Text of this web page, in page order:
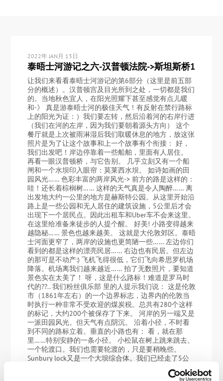
2022年 JAN月 13日
泰晤士河游记之六-汉普顿法院->斯坦斯桥1
让我们来看看泰晤士河游记的第6部分（这里是前五部
分的概述）。汉普顿宫及目光所到之处，一切都是我们
的。当地秋色宜人，在阳光照耀下甚至感觉有点儿暖
和-》 真是游泰晤士河的极佳天气！有反射在禁行路标
上的阳光为证：）我们要左转，然后沿着河的右岸行进
（我们在河的左岸，因为我们要朝着源头方向） 这个
餐厅就是上次被雨淋湿后我们取暖休息的地方，放这张
照片是为了让这个故事和上一个故事有个衔接： 好，
我们出发吧！岸边停靠着一些船舶，里面有人居住。
再看一眼汉普顿桥，与它告别。 几乎立刻又有一个船
闸和一个水坝印入眼帘：莫莱西水坝。 如诗如画的田
园风光…… 色彩丰富的两岸风光-> 前方的路是这样的：
哇！还长着棕榈树…… 这样的天气真是令人陶醉…… 离
出发地大约一公里的地方是赫斯特公园。从这里开始沿
路上是一些公园和无人居住的建筑设施，5公里后才会
出现下一个居民点。因此出租车和Uber车不会来这里。
在这里给准备来徒步的人提个醒。 好美! 小路变得越来
越隐秘…… 景色也越来越美。 这就是大伦敦郊区。泰晤
士河面更窄了，两岸的设施也更简陋一些…… 左边你们
看到的都是这样的漂亮民居…… 右边也有民居。但左边
的那可是不动产:) 飞机飞得很低，它们飞向希思罗机场
降落。机场离我们越来越近…… 拍了无数照片，要知道
景色实在太美了！ 呀，这是什么路标！难道是罗马时
代的??.. 我们粉丝俱乐部 里的人提示我们说： 这是伦敦
市（1861年左右）的一个边界标志，边界内的伦敦当
时执行一种非常不受欢迎的煤炭税。总共有280个这样
的标记，大约200个被保存了下来。 河岸的另一端又是
一派田园风光。但天气有点阴沉。 沿着小径，不时看
到不同的路标立着。垂直的小路也有： 看，就在那
里……特别安静的一条小径。 小松鼠在树上跳来跳去。
一个轮渡口。我们也需要轮渡的，只是要稍晚些。
Sunbury lock又是一个大坝综合体。我们已经走了5公
里！ 环顾四周，继续前行。 发现天鹅了吗？ “永久停
靠”. 真好! 泰晤士河在这里是这样的… “希望-4”:) 又时无